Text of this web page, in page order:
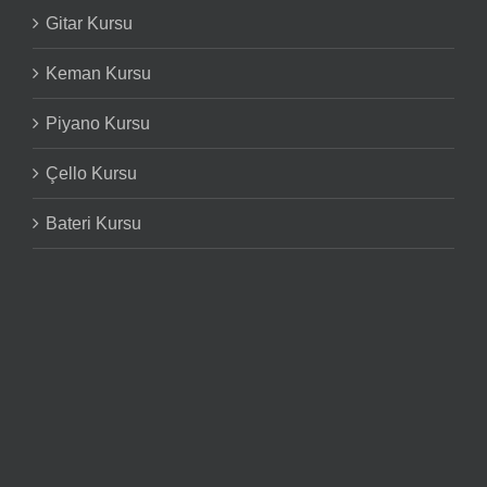
Gitar Kursu
Keman Kursu
Piyano Kursu
Çello Kursu
Bateri Kursu